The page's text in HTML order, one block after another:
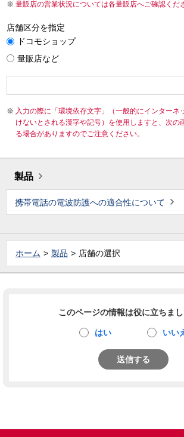
量販店の営業状況については各量販店へご確認くだ
店舗区分を指定
ドコモショップ
量販店など
入力の際に「環境依存文字」（一般的にインターネ
けないとされる漢字や記号）を使用しますと、次の
る場合がありますのでご注意ください。
製品
携帯電話の電波防護への適合性について
ホーム 製品 店舗の選択
このページの情報は役に立ちまし
はい いい
送信する